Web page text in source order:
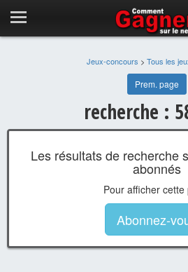
Jeux-concours > Tous les
Prem. page
recherche :
Les résultats de recherche
abonnés
Pour afficher cette
Abonnez-